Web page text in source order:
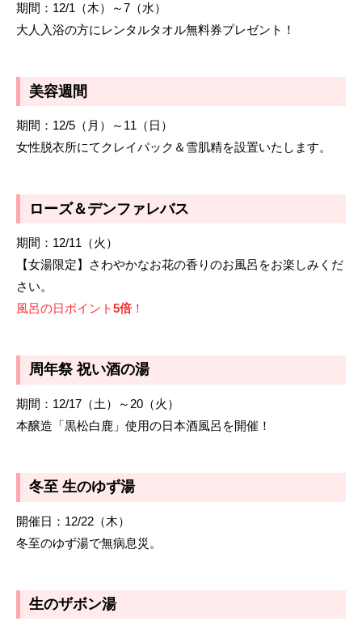
期間：12/1（木）～7（水）
大人入浴の方にレンタルタオル無料券プレゼント！
美容週間
期間：12/5（月）～11（日）
女性脱衣所にてクレイパック＆雪肌精を設置いたします。
ローズ＆デンファレバス
期間：12/11（火）
【女湯限定】さわやかなお花の香りのお風呂をお楽しみくだ
さい。
風呂の日ポイント5倍 ！
周年祭 祝い酒の湯
期間：12/17（土）～20（火）
本醸造「黒松白鹿」使用の日本酒風呂を開催！
冬至 生のゆず湯
開催日：12/22（木）
冬至のゆず湯で無病息災。
生のザボン湯